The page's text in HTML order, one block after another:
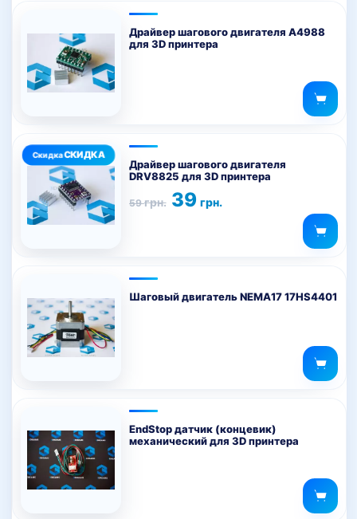
Драйвер шагового двигателя А4988
для 3D принтера
Драйвер шагового двигателя
DRV8825 для 3D принтера
59грн.
Первоначальная
цена
39грн.
Текущая
цена:
Шаговый двигатель NEMA17 17HS4401
EndStop датчик (концевик)
механический для 3D принтера